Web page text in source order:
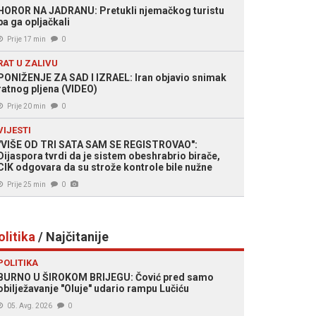
NA JADRANU: Pretukli njemačkog turistu
ga opljačkali
Prije 17 min 0
U ZALIVU
ZA SAD I IZRAEL: Iran objavio snimak
pljena (VIDEO)
Prije 20 min 0
OD TRI SATA SAM SE REGISTROVAO":
tvrdi da je sistem obeshrabrio birače,
odgovara da su strože kontrole bile nužne
Prije 25 min 0
/ Najčitanije
U ŠIROKOM BRIJEGU: Čović pred samo
"Oluje" udario rampu Lučiću
05. Avg. 2026 0